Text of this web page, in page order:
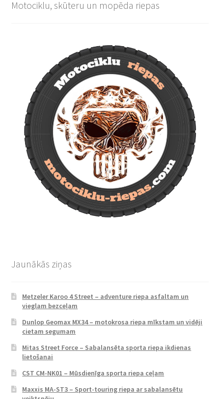
Motociklu, skūteru un mopēda riepas
Jaunākās ziņas
Metzeler Karoo 4 Street – adventure riepa asfaltam un
vieglam bezceļam
Dunlop Geomax MX34 – motokrosa riepa mīkstam un vidēji
cietam segumam
Mitas Street Force – Sabalansēta sporta riepa ikdienas
lietošanai
CST CM-NK01 – Mūsdienīga sporta riepa ceļam
Maxxis MA-ST3 – Sport-touring riepa ar sabalansētu